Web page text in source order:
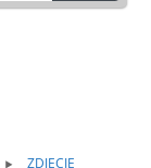
ZDJĘCIE